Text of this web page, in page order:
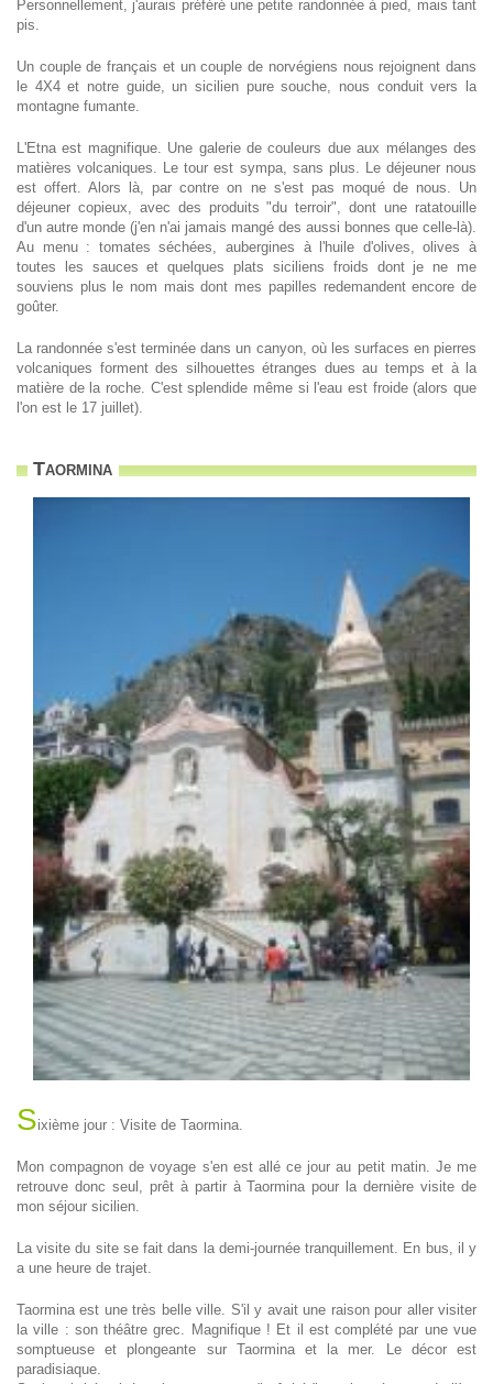
Personnellement, j'aurais préféré une petite randonnée à pied, mais tant
pis.
Un couple de français et un couple de norvégiens nous rejoignent dans
le 4X4 et notre guide, un sicilien pure souche, nous conduit vers la
montagne fumante.
L'Etna est magnifique. Une galerie de couleurs due aux mélanges des
matières volcaniques. Le tour est sympa, sans plus. Le déjeuner nous
est offert. Alors là, par contre on ne s'est pas moqué de nous. Un
déjeuner copieux, avec des produits "du terroir", dont une ratatouille
d'un autre monde (j'en n'ai jamais mangé des aussi bonnes que celle-là).
Au menu : tomates séchées, aubergines à l'huile d'olives, olives à
toutes les sauces et quelques plats siciliens froids dont je ne me
souviens plus le nom mais dont mes papilles redemandent encore de
goûter.
La randonnée s'est terminée dans un canyon, où les surfaces en pierres
volcaniques forment des silhouettes étranges dues au temps et à la
matière de la roche. C'est splendide même si l'eau est froide (alors que
l'on est le 17 juillet).
Taormina
Sixième jour : Visite de Taormina.
Mon compagnon de voyage s'en est allé ce jour au petit matin. Je me
retrouve donc seul, prêt à partir à Taormina pour la dernière visite de
mon séjour sicilien.
La visite du site se fait dans la demi-journée tranquillement. En bus, il y
a une heure de trajet.
Taormina est une très belle ville. S'il y avait une raison pour aller visiter
la ville : son théâtre grec. Magnifique ! Et il est complété par une vue
somptueuse et plongeante sur Taormina et la mer. Le décor est
paradisiaque.